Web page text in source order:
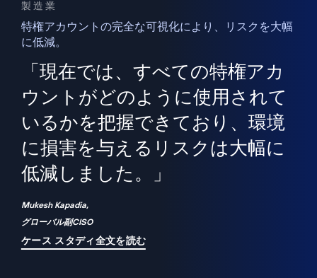
製造業
特権アカウントの完全な可視化により、リスクを大幅
に低減。
「現在では、すべての特権アカ
ウントがどのように使用されて
いるかを把握できており、環境
に損害を与えるリスクは大幅に
低減しました。」
Mukesh Kapadia,
グローバル副CISO
ケース スタディ全文を読む